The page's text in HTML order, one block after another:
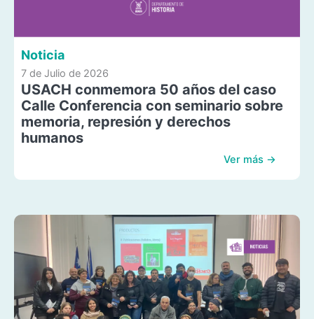
Noticia
7 de Julio de 2026
USACH conmemora 50 años del caso
Calle Conferencia con seminario sobre
memoria, represión y derechos
humanos
Ver más →